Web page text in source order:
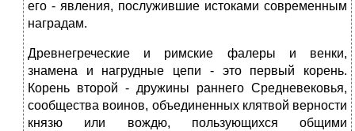
его - явления, послужившие истоками современным
наградам.
Древнегреческие и римские фалеры и венки,
знамена и нагрудные цепи - это первый корень.
Корень второй - дружины раннего Средневековья,
сообщества воинов, объединенных клятвой верности
князю или вождю, пользующихся общими